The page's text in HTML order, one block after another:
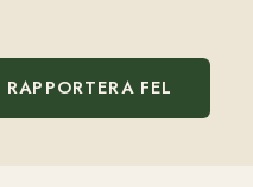
RAPPORTERA FEL